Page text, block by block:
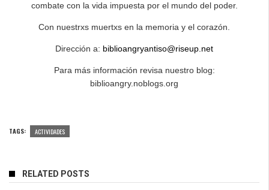
combate con la vida impuesta por el mundo del poder.
Con nuestrxs muertxs en la memoria y el corazón.
Dirección a: biblioangryantiso@riseup.net
Para más información revisa nuestro blog:
biblioangry.noblogs.org
TAGS: ACTIVIDADES
RELATED POSTS